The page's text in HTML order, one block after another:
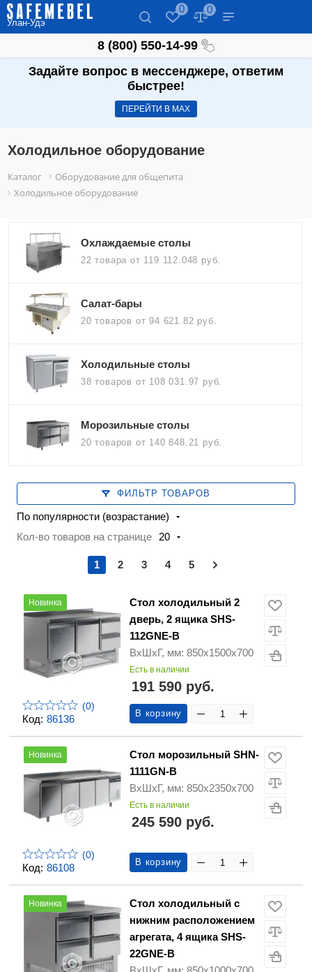
Улан-Удэ
0 0
8 (800) 550-14-99
Задайте вопрос в мессенджере, ответим
быстрее!
ПЕРЕЙТИ В МАХ
Холодильное оборудование
Каталог
Оборудование для общепита
Холодильное оборудование
Охлаждаемые столы
22 товара от 119 112.048 руб.
Салат-бары
20 товаров от 94 621.82 руб.
Холодильные столы
38 товаров от 108 031.97 руб.
Морозильные столы
20 товаров от 140 848.21 руб.
ФИЛЬТР ТОВАРОВ
По популярности (возрастание)
Кол-во товаров на странице
20
1 2 3 4 5
Код: 86136
Новинка
(0)
Стол холодильный 2
дверь, 2 ящика SHS-
112GNE-B
ВхШхГ, мм: 850х1500х700
Есть в наличии
191 590 руб.
В корзину
Код: 86108
Новинка
(0)
Стол морозильный SHN-
1111GN-B
ВхШхГ, мм: 850х2350х700
Есть в наличии
245 590 руб.
В корзину
Новинка
Стол холодильный с
нижним расположением
агрегата, 4 ящика SHS-
22GNE-B